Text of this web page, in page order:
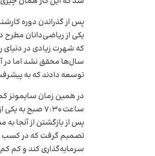
یکی از ریاضی‌دانان مطرح
که شهرت زیادی در
سال‌ها محقق نشد اما در
توسعه دادند که به
در همین زمان سایمونز
ساعت ۷:۳۰ صبح به یکی از دفاتر
پس از بازگشتن از آنجا
تصمیم گرفت که در کسب
سرمایه‌گذاری کند و کم